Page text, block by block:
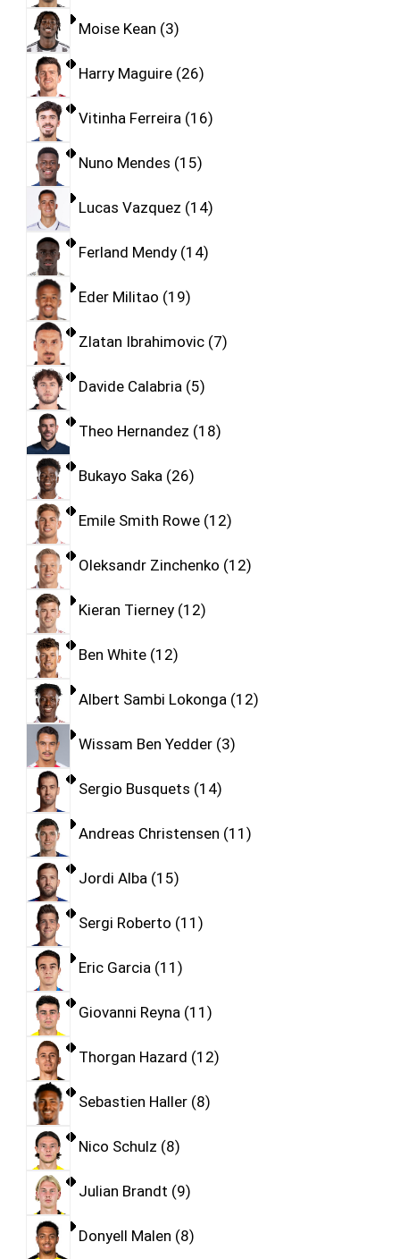
Moise Kean 3
Harry Maguire 26
Vitinha Ferreira 16
Nuno Mendes 15
Lucas Vazquez 14
Ferland Mendy 14
Eder Militao 19
Zlatan Ibrahimovic 7
Davide Calabria 5
Theo Hernandez 18
Bukayo Saka 26
Emile Smith Rowe 12
Oleksandr Zinchenko 12
Kieran Tierney 12
Ben White 12
Albert Sambi Lokonga 12
Wissam Ben Yedder 3
Sergio Busquets 14
Andreas Christensen 11
Jordi Alba 15
Sergi Roberto 11
Eric Garcia 11
Giovanni Reyna 11
Thorgan Hazard 12
Sebastien Haller 8
Nico Schulz 8
Julian Brandt 9
Donyell Malen 8